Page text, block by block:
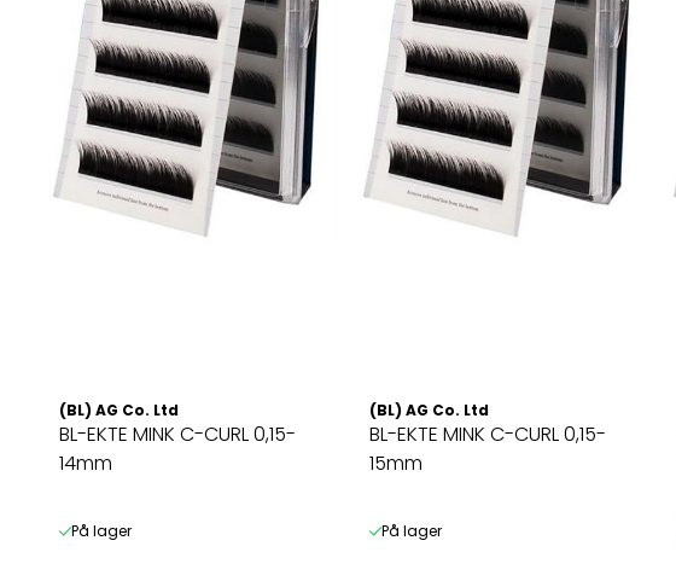
(BL) AG Co. Ltd
BL-EKTE MINK C-CURL 0,15-
14mm
På lager
(BL) AG Co. Ltd
BL-EKTE MINK C-CURL 0,15-
15mm
På lager